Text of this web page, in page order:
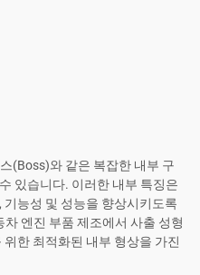
(Boss)와 같은 복잡한 내부 구
있습니다. 이러한 내부 특징은
능성 및 성능을 향상시키도록
엔진 부품 제조에서 사출 성형
한 최적화된 내부 형상을 가진